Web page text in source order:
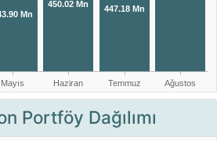
Portföy Dağılımı